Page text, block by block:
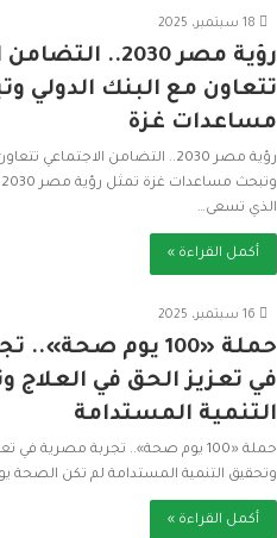
18 سبتمبر، 2025
رؤية مصر 2030..
تتعاون مع البنك الدولي
مساعدات غزة
رؤية مصر 2030.. التضامن الاجتماعي
الذي تسعى…
أكمل القراءة »
16 سبتمبر، 2025
حملة «100 يوم
في تعزيز الحق في العلاج
التنمية المستدامة
حملة «100 يوم صحة».. تجربة مصرية في
وتحقيق التنمية المستدامة لم تكن الصحة
أكمل القراءة »